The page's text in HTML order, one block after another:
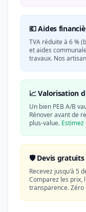
💶 Aides
TVA réduite à 6 %
et aides
travaux. Nos
📈 Valorisation
Un bien PEB A/B
Rénover avant de
plus-value.
🛡️ Devis gratuits
Recevez jusqu'à 5
Comparez les prix,
transparence.